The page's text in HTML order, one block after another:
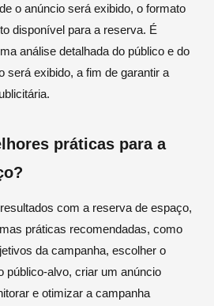
o anúncio será exibido, o formato
disponível para a reserva. É
análise detalhada do público e do
será exibido, a fim de garantir a
práticas para a
com a reserva de espaço,
práticas recomendadas, como
da campanha, escolher o
público-alvo, criar um anúncio
e otimizar a campanha